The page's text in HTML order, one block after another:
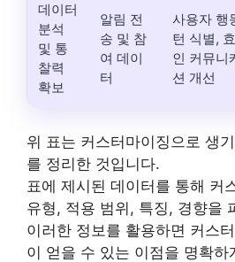
데이터
분석
및 통
찰력
확보
알림 전
송 및 참
여 데이
터
사용자 행
턴 식별,
인 커뮤니
션 개선
위 표는 커스터마이징으로 생
를 정리한 것입니다.
표에 제시된 데이터를 통해 커
유형, 적용 범위, 특징, 경향을
이러한 정보를 활용하면 커스
이 얻을 수 있는 이점을 명확하